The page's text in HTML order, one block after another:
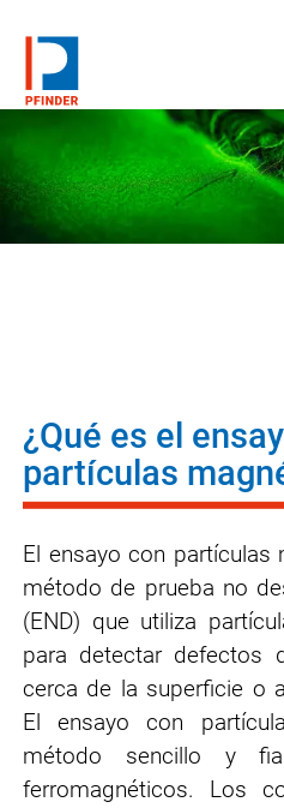
¿Qué es el
partículas
El ensayo con partículas
método de prueba no
(END) que utiliza
para detectar defectos
cerca de la superficie o
El ensayo con
método sencillo y
ferromagnéticos. Los